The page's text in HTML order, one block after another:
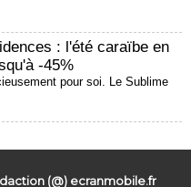
: l'été caraïbe en
-45%
pour soi. Le Sublime
(@) ecranmobile.fr